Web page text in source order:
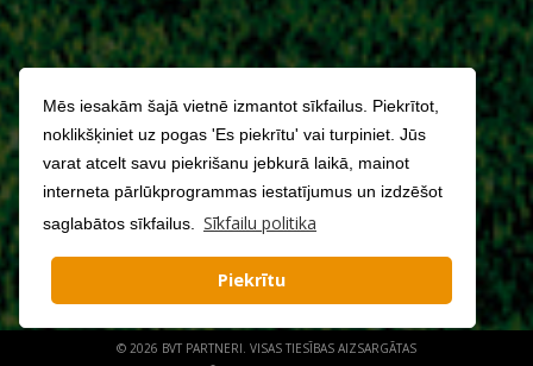
© 2026 BVT PARTNERI. VISAS TIESĪBAS AIZSARGĀTAS
Mēs iesakām šajā vietnē izmantot sīkfailus. Piekrītot,
noklikšķiniet uz pogas 'Es piekrītu' vai turpiniet. Jūs
varat atcelt savu piekrišanu jebkurā laikā, mainot
interneta pārlūkprogrammas iestatījumus un izdzēšot
saglabātos sīkfailus.
Sīkfailu politika
Piekrītu